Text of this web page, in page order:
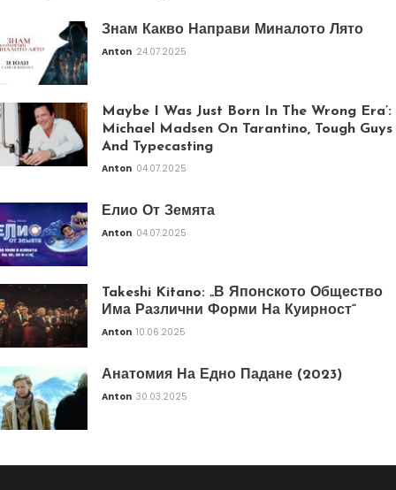
Знам Какво Направи Миналото Лято
Anton 24.07.2025
Maybe I Was Just Born In The Wrong Era’:
Michael Madsen On Tarantino, Tough Guys
And Typecasting
Anton 04.07.2025
Елио От Земята
Anton 04.07.2025
Takeshi Kitano: „В Японското Общество
Има Различни Форми На Куирност“
Anton 10.06.2025
Анатомия На Едно Падане (2023)
Anton 30.03.2025